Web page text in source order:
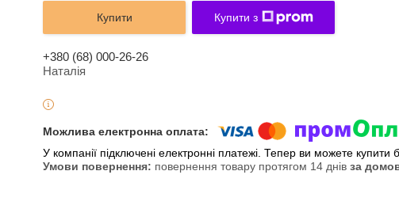
Купити Купити з
+380 (68) 000-26-26
Наталія
У компанії підключені електронні платежі. Тепер ви можете
повернення товару протягом 14 днів за